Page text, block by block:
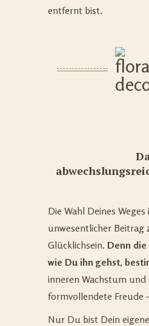
entfernt bist.
Die Wahl Deines
unwesentlicher Beitrag
Glücklichsein. Denn die
wie Du ihn gehst,
inneren Wachstum und
formvollendete Freude
Nur Du bist Dein